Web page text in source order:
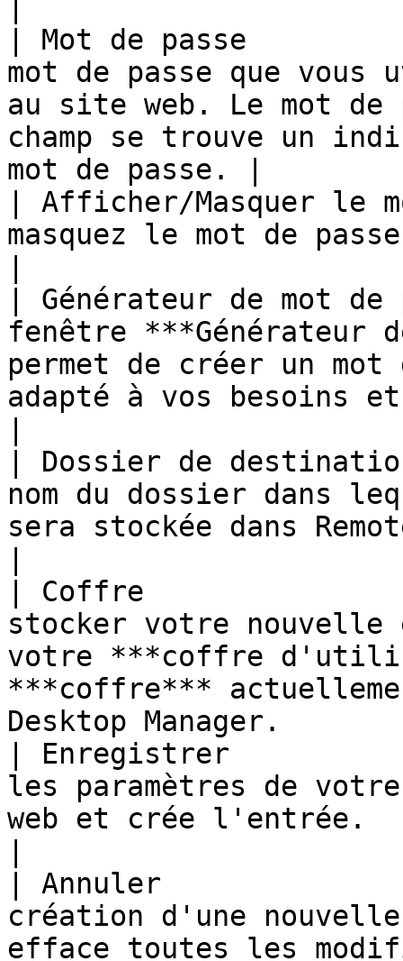
| Mot de passe
mot de passe que
au site web. Le mot de
champ se trouve un
mot de passe. |
| Afficher/Masquer le
masquez le mot de
| Générateur de mot
fenêtre ***Générateur
permet de créer un
adapté à vos besoins
| Dossier de
nom du dossier dans
sera stockée dans
| Coffre
stocker votre nouvelle
votre ***coffre
***coffre***
Desktop Manager.
| Enregistrer
les paramètres de
web et crée l'entrée.
| Annuler
création d'une
efface toutes les